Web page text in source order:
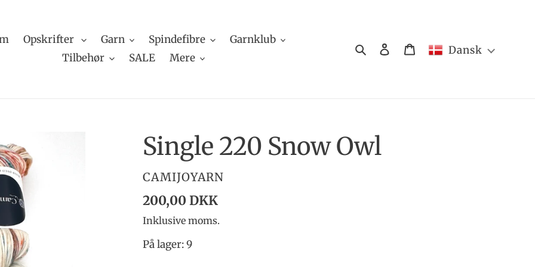
Opskrifter Garn Spindefibre
Garnklub
Tilbehør
SALE Mere
Søg Log indIndkøbskurv
Dansk
Single 220 Snow Owl
FORHANDLER
CAMIJOYARN
Normalpris
200,00 DKK
Inklusive moms.
På lager: 9